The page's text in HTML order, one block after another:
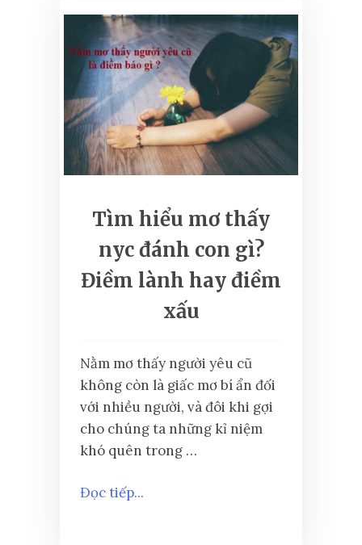
Tìm hiểu mơ thấy
nyc đánh con gì?
Điềm lành hay điềm
xấu
Nằm mơ thấy người yêu cũ
không còn là giấc mơ bí ẩn đối
với nhiều người, và đôi khi gợi
cho chúng ta những kỉ niệm
khó quên trong …
Đọc tiếp...